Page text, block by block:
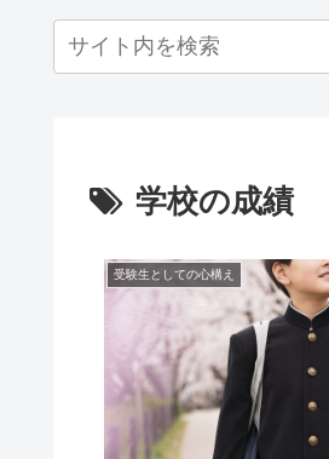
学校の成績
受験生としての心構え